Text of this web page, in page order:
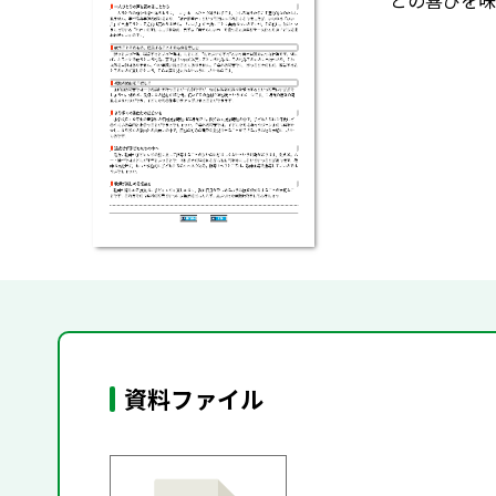
資料ファイル